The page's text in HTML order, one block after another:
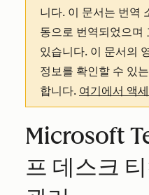
니다. 이 문서는 번역
동으로 번역되었으며
있습니다. 이 문서의
정보를 확인할 수 있
합니다. 여기에서 액
Microsoft
프 데스크